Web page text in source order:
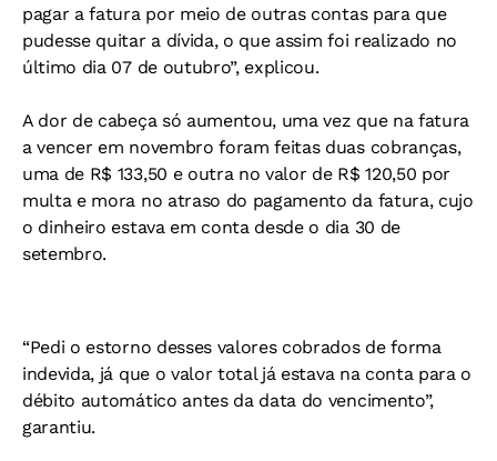
pagar a fatura por meio de outras contas para que
pudesse quitar a dívida, o que assim foi realizado no
último dia 07 de outubro”, explicou.
A dor de cabeça só aumentou, uma vez que na fatura
a vencer em novembro foram feitas duas cobranças,
uma de R$ 133,50 e outra no valor de R$ 120,50 por
multa e mora no atraso do pagamento da fatura, cujo
o dinheiro estava em conta desde o dia 30 de
setembro.
“Pedi o estorno desses valores cobrados de forma
indevida, já que o valor total já estava na conta para o
débito automático antes da data do vencimento”,
garantiu.